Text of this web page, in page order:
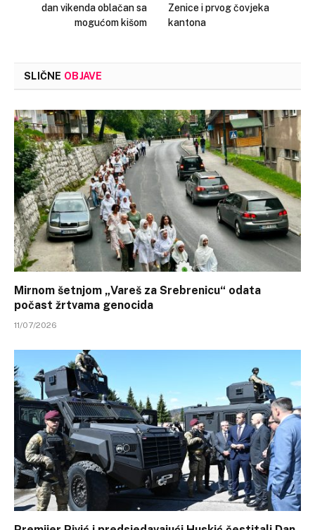
dan vikenda oblačan sa
mogućom kišom
Zenice i prvog čovjeka
kantona
SLIČNE OBJAVE
Mirnom šetnjom „Vareš za Srebrenicu“ odata
počast žrtvama genocida
11/07/2026